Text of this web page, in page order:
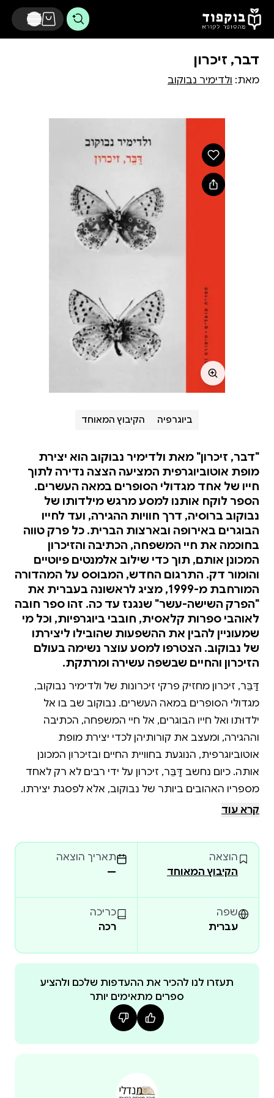
דלג לתוכן הראשי
דבר, זיכרון
מאת: ולדימיר נבוקוב
ביוגרפיה הקיבוץ המאוחד
"דבר, זיכרון" מאת ולדימיר נבוקוב הוא יצירת
מופת אוטוביוגרפית המציעה הצצה נדירה לתוך
חייו של אחד מגדולי הסופרים במאה העשרים.
הספר לוקח אותנו למסע מרגש מילדותו של
נבוקוב ברוסיה, דרך חוויות ההגירה, ועד לחייו
הבוגרים באירופה ובארצות הברית. כל פרק טווה
בחוכמה את חיי המשפחה, הכתיבה והזיכרון
המכונן אותם, תוך כדי שילוב אלמנטים פיוטיים
והומור דק. התרגום החדש, המבוסס על המהדורה
המורחבת מ-1999, מציג לראשונה בעברית את
"הפרק השישה-עשר" שנגנז עד כה. זהו ספר חובה
לאוהבי ספרות קלאסית, חובבי ביוגרפיות, וכל מי
שמעוניין להבין את ההשפעות שהובילו ליצירתו
של נבוקוב. הצטרפו למסע עוצר נשימה בעולם
הזיכרון והחיים שבשפה עשירה ומרתקת.
דַּבֵּר, זיכרון מחזיק פרקי זיכרונות של ולדימיר נבוקוב,
מגדולי הסופרים במאה העשרים. נבוקוב שב בו אל
ילדוּתו ואל חייו הבוגרים, אל חיי המשפחה, הכתיבה
וההגירה, ומעצב את קורותיהן לכדי יצירת מופת
אוטוביוגרפית, הנוגעת בחוויית החיים ובזיכרון המכונן
אותה. כיום נחשב דַּבֵּר, זיכרון על ידי רבים לא רק לאחד
מספריו האהובים ביותר של נבוקוב, אלא לפסגת יצירתו.
תרגום חדש זה, לפי המהדורה המורחבת של הספר
פרק הסיום, ''הפרק השישה־עשר'', שנגנז מטעמים
עלומים ודבר קיומו היה
קרא עוד
הוצאה
הקיבוץ המאוחד
תאריך הוצאה
—
שפה
עברית
כריכה
רכה
תעזרו לנו להכיר את ההעדפות שלכם ולהציע
ספרים מתאימים יותר